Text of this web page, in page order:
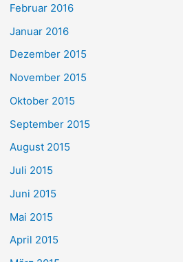
Februar 2016
Januar 2016
Dezember 2015
November 2015
Oktober 2015
September 2015
August 2015
Juli 2015
Juni 2015
Mai 2015
April 2015